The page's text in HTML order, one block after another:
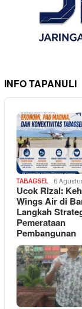
INFO TAPANULI
TABAGSEL 6
Ucok Rizal:
Wings Air di
Langkah
Pemerataan
Pembangunan